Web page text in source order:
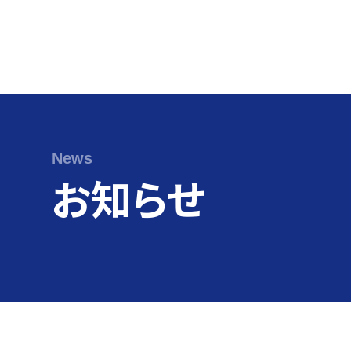
News
お知らせ